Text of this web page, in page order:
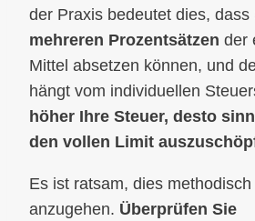
der Praxis bedeutet dies, dass
mehreren Prozentsätzen der
Mittel absetzen können, und
hängt vom individuellen
höher Ihre Steuer, desto
den vollen Limit
Es ist ratsam, dies methodisch
anzugehen. Überprüfen Sie